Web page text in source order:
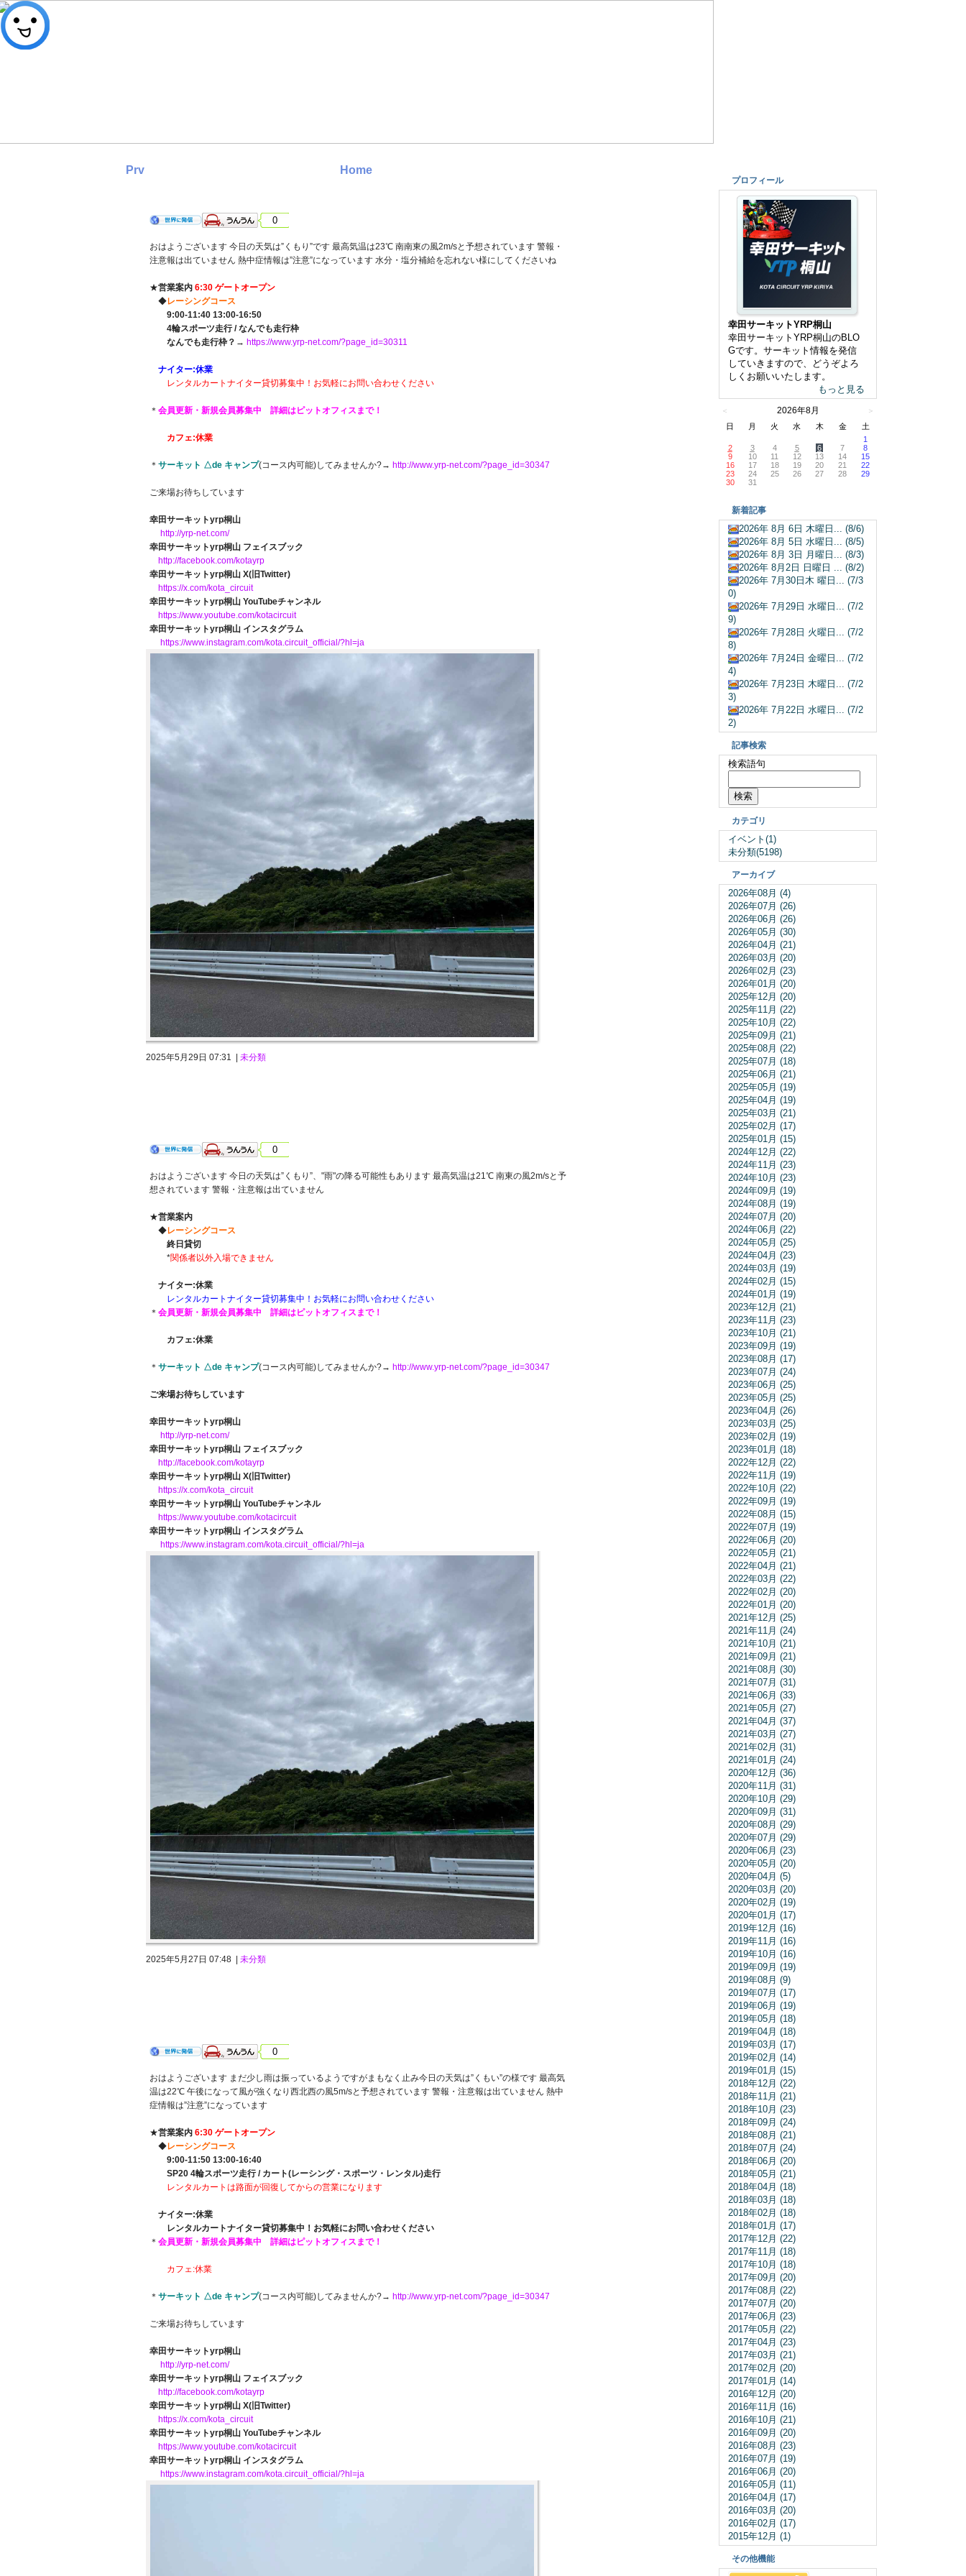
Prv Home
0
おはようございます 今日の天気は”くもり”です 最高気温は23℃ 南南東の風2m/sと予想されています 警報・
注意報は出ていません 熱中症情報は”注意”になっています 水分・塩分補給を忘れない様にしてくださいね
★営業案内 6:30 ゲートオープン
◆レーシングコース
9:00-11:40 13:00-16:50
4輪スポーツ走行 / なんでも走行枠
なんでも走行枠？ → https://www.yrp-net.com/?page_id=30311
ナイター:休業
レンタルカートナイター貸切募集中！お気軽にお問い合わせください
＊ 会員更新・新規会員募集中 詳細はピットオフィスまで！
カフェ:休業
＊ サーキット △de キャンプ(コース内可能)してみませんか?→ http://www.yrp-net.com/?page_id=30347
ご来場お待ちしています
幸田サーキットyrp桐山
http://yrp-net.com/
幸田サーキットyrp桐山 フェイスブック
http://facebook.com/kotayrp
幸田サーキットyrp桐山 X(旧Twitter)
https://x.com/kota_circuit
幸田サーキットyrp桐山 YouTubeチャンネル
https://www.youtube.com/kotacircuit
幸田サーキットyrp桐山 インスタグラム
https://www.instagram.com/kota.circuit_official/?hl=ja
2025年5月29日 07:31 | 未分類
0
おはようございます 今日の天気は”くもり”、"雨"の降る可能性もあります 最高気温は21℃ 南東の風2m/sと予
想されています 警報・注意報は出ていません
★営業案内
◆レーシングコース
終日貸切
*関係者以外入場できません
ナイター:休業
レンタルカートナイター貸切募集中！お気軽にお問い合わせください
＊ 会員更新・新規会員募集中 詳細はピットオフィスまで！
カフェ:休業
＊ サーキット △de キャンプ(コース内可能)してみませんか?→ http://www.yrp-net.com/?page_id=30347
ご来場お待ちしています
幸田サーキットyrp桐山
http://yrp-net.com/
幸田サーキットyrp桐山 フェイスブック
http://facebook.com/kotayrp
幸田サーキットyrp桐山 X(旧Twitter)
https://x.com/kota_circuit
幸田サーキットyrp桐山 YouTubeチャンネル
https://www.youtube.com/kotacircuit
幸田サーキットyrp桐山 インスタグラム
https://www.instagram.com/kota.circuit_official/?hl=ja
2025年5月27日 07:48 | 未分類
0
おはようございます まだ少し雨は振っているようですがまもなく止み今日の天気は”くもい”の様です 最高気
温は22℃ 午後になって風が強くなり西北西の風5m/sと予想されています 警報・注意報は出ていません 熱中
症情報は”注意”になっています
★営業案内 6:30 ゲートオープン
◆レーシングコース
9:00-11:50 13:00-16:40
SP20 4輪スポーツ走行 / カート(レーシング・スポーツ・レンタル)走行
レンタルカートは路面が回復してからの営業になります
ナイター:休業
レンタルカートナイター貸切募集中！お気軽にお問い合わせください
＊ 会員更新・新規会員募集中 詳細はピットオフィスまで！
カフェ:休業
＊ サーキット △de キャンプ(コース内可能)してみませんか?→ http://www.yrp-net.com/?page_id=30347
ご来場お待ちしています
幸田サーキットyrp桐山
http://yrp-net.com/
幸田サーキットyrp桐山 フェイスブック
http://facebook.com/kotayrp
幸田サーキットyrp桐山 X(旧Twitter)
https://x.com/kota_circuit
幸田サーキットyrp桐山 YouTubeチャンネル
https://www.youtube.com/kotacircuit
幸田サーキットyrp桐山 インスタグラム
https://www.instagram.com/kota.circuit_official/?hl=ja
プロフィール
幸田サーキットYRP桐山
幸田サーキットYRP桐山のBLO
Gです。サーキット情報を発信
していきますので、どうぞよろ
しくお願いいたします。
もっと見る
＜ 2026年8月
＞
日
月 火 水 木 金
土
1
2
3 4 5 6 7
8
9
10 11 12 13 14
15
16
17 18 19 20 21
22
23
24 25 26 27 28
29
30
31
新着記事
2026年 8月 6日 木曜日... (8/6)
2026年 8月 5日 水曜日... (8/5)
2026年 8月 3日 月曜日... (8/3)
2026年 8月2日 日曜日 ... (8/2)
2026年 7月30日木 曜日... (7/3
0)
2026年 7月29日 水曜日... (7/2
9)
2026年 7月28日 火曜日... (7/2
8)
2026年 7月24日 金曜日... (7/2
4)
2026年 7月23日 木曜日... (7/2
3)
2026年 7月22日 水曜日... (7/2
2)
記事検索
検索語句
カテゴリ
イベント(1)
未分類(5198)
アーカイブ
2026年08月 (4)
2026年07月 (26)
2026年06月 (26)
2026年05月 (30)
2026年04月 (21)
2026年03月 (20)
2026年02月 (23)
2026年01月 (20)
2025年12月 (20)
2025年11月 (22)
2025年10月 (22)
2025年09月 (21)
2025年08月 (22)
2025年07月 (18)
2025年06月 (21)
2025年05月 (19)
2025年04月 (19)
2025年03月 (21)
2025年02月 (17)
2025年01月 (15)
2024年12月 (22)
2024年11月 (23)
2024年10月 (23)
2024年09月 (19)
2024年08月 (19)
2024年07月 (20)
2024年06月 (22)
2024年05月 (25)
2024年04月 (23)
2024年03月 (19)
2024年02月 (15)
2024年01月 (19)
2023年12月 (21)
2023年11月 (23)
2023年10月 (21)
2023年09月 (19)
2023年08月 (17)
2023年07月 (24)
2023年06月 (25)
2023年05月 (25)
2023年04月 (26)
2023年03月 (25)
2023年02月 (19)
2023年01月 (18)
2022年12月 (22)
2022年11月 (19)
2022年10月 (22)
2022年09月 (19)
2022年08月 (15)
2022年07月 (19)
2022年06月 (20)
2022年05月 (21)
2022年04月 (21)
2022年03月 (22)
2022年02月 (20)
2022年01月 (20)
2021年12月 (25)
2021年11月 (24)
2021年10月 (21)
2021年09月 (21)
2021年08月 (30)
2021年07月 (31)
2021年06月 (33)
2021年05月 (27)
2021年04月 (37)
2021年03月 (27)
2021年02月 (31)
2021年01月 (24)
2020年12月 (36)
2020年11月 (31)
2020年10月 (29)
2020年09月 (31)
2020年08月 (29)
2020年07月 (29)
2020年06月 (23)
2020年05月 (20)
2020年04月 (5)
2020年03月 (20)
2020年02月 (19)
2020年01月 (17)
2019年12月 (16)
2019年11月 (16)
2019年10月 (16)
2019年09月 (19)
2019年08月 (9)
2019年07月 (17)
2019年06月 (19)
2019年05月 (18)
2019年04月 (18)
2019年03月 (17)
2019年02月 (14)
2019年01月 (15)
2018年12月 (22)
2018年11月 (21)
2018年10月 (23)
2018年09月 (24)
2018年08月 (21)
2018年07月 (24)
2018年06月 (20)
2018年05月 (21)
2018年04月 (18)
2018年03月 (18)
2018年02月 (18)
2018年01月 (17)
2017年12月 (22)
2017年11月 (18)
2017年10月 (18)
2017年09月 (20)
2017年08月 (22)
2017年07月 (20)
2017年06月 (23)
2017年05月 (22)
2017年04月 (23)
2017年03月 (21)
2017年02月 (20)
2017年01月 (14)
2016年12月 (20)
2016年11月 (16)
2016年10月 (21)
2016年09月 (20)
2016年08月 (23)
2016年07月 (19)
2016年06月 (20)
2016年05月 (11)
2016年04月 (17)
2016年03月 (20)
2016年02月 (17)
2015年12月 (1)
その他機能